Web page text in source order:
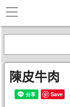
陳皮牛肉
Save